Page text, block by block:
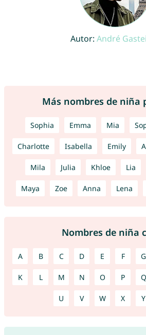
Autor: André
Más nombres de niña
Sophia Emma Mia
Charlotte Isabella Emily
Mila Julia Khloe Lia
Maya Zoe Anna Lena
Nombres de niña
A B C D E F G
K L M N O P Q
U V W X Y